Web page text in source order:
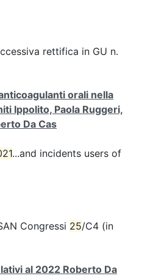
rettifica in GU n.
orali nella
Ippolito, Paola Ruggeri,
Da Cas
...and incidents users of
Congressi 25/C4 (in
al 2022 Roberto Da